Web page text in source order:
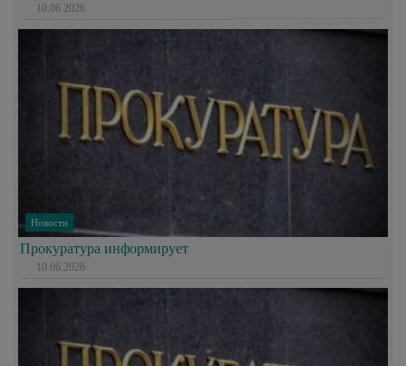
10.06.2026
Новости
Прокуратура информирует
10.06.2026